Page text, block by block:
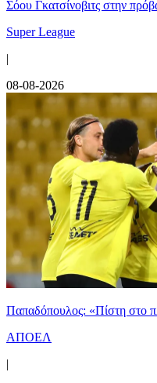
Σόου Γκατσίνοβιτς στην
Super League
|
08-08-2026
Παπαδόπουλος: «Πίστη στο
ΑΠΟΕΛ
|